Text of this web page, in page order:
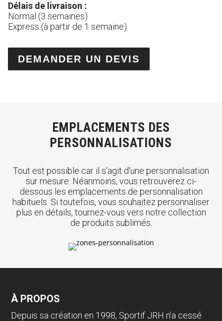
Délais de livraison :
Normal (3 semaines)
Express (à partir de 1 semaine)
DEMANDER UN DEVIS
EMPLACEMENTS DES
PERSONNALISATIONS
Tout est possible car il s'agit d'une personnalisation
sur mesure. Néanmoins, vous retrouverez ci-
dessous les emplacements de personnalisation
habituels. Si toutefois, vous souhaitez personnaliser
plus en détails, tournez-vous vers notre collection
de produits sublimés.
À PROPOS
Depuis sa création en 1998, Sportif JRH n’a cessé